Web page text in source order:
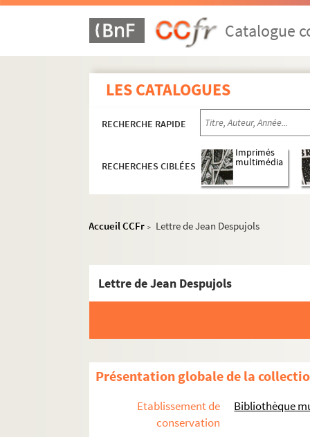
Catalogue
LES CATALOGUES
RECHERCHE RAPIDE
RECHERCHES CIBLÉES
Imprimés
multimédia
Accueil CCFr > Lettre de Jean Despujols
Lettre de Jean Despujols
Présentation globale de la
Etablissement de
conservation
Bibliothèque